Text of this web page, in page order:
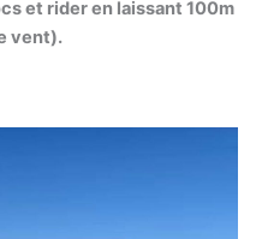
et rider en laissant 100m
vent).